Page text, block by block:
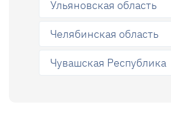
Ульяновская область
Челябинская область
Чувашская Республика